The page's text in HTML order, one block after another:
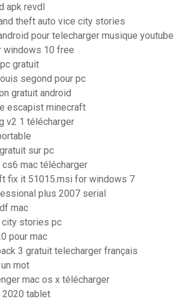
apk revdl
theft auto vice city stories
pour telecharger musique youtube
windows 10 free
gratuit
segond pour pc
gratuit android
escapist minecraft
v2 1 télécharger
sur pc
mac télécharger
fix it 51015.msi for windows 7
plus 2007 serial
mac
city stories pc
pour mac
3 gratuit telecharger français
mot
mac os x télécharger
2020 tablet